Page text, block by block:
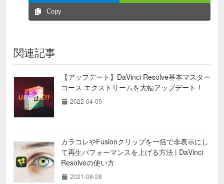
Copy
関連記事
【アップデート】DaVinci Resolve基本マスター
コース エクストリームを大幅アップデート！
2022-04-09
カラコレやFusionクリップを一括で非表示にし
て再生パフォーマンスを上げる方法 | DaVinci
Resolveの使い方
2021-08-28